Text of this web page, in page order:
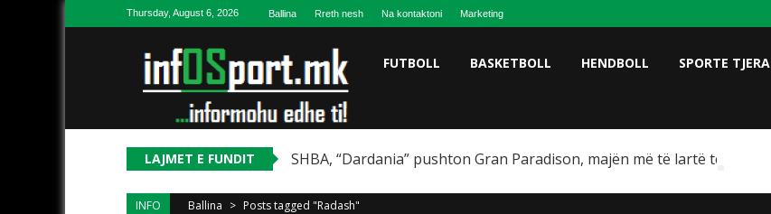
Skip to contentThursday, August 6, 2026 Ballina Rreth nesh Na kontaktoni Marketing
FUTBOLL BASKETBOLL HENDBOLL SPORTE TJERA
LAJMET E FUNDIT SHBA, “Dardania” pushton Gran Paradison, majën më të lartë të Italisë
INFO Ballina > Posts tagged "Radash"